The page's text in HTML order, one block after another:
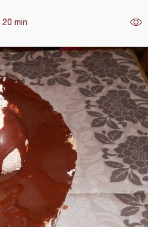
20 min